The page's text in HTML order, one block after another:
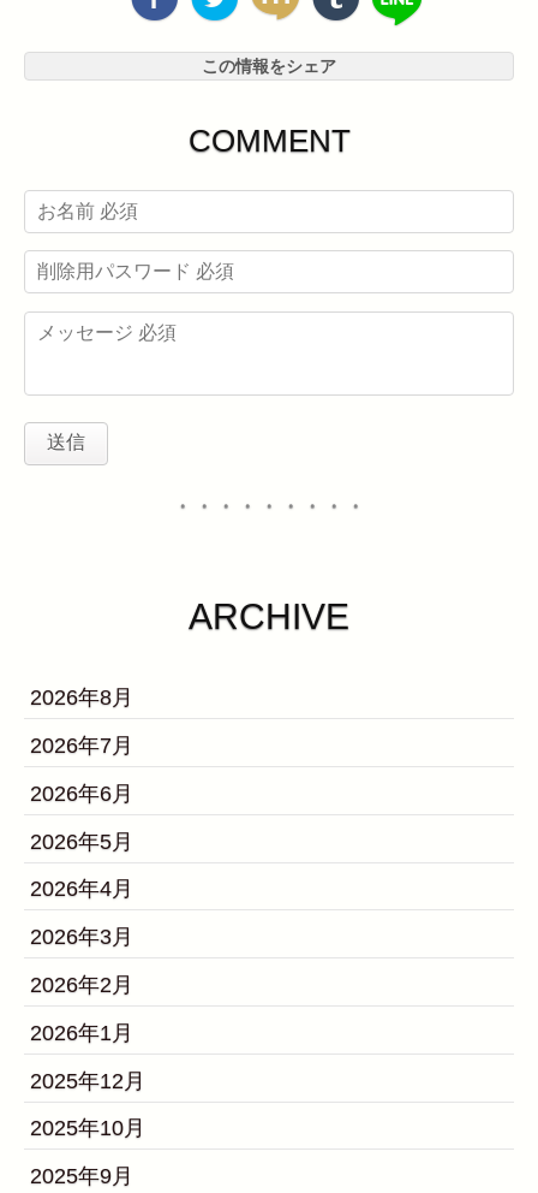
この情報をシェア
COMMENT
・・・・・・・・・
ARCHIVE
2026年8月
2026年7月
2026年6月
2026年5月
2026年4月
2026年3月
2026年2月
2026年1月
2025年12月
2025年10月
2025年9月